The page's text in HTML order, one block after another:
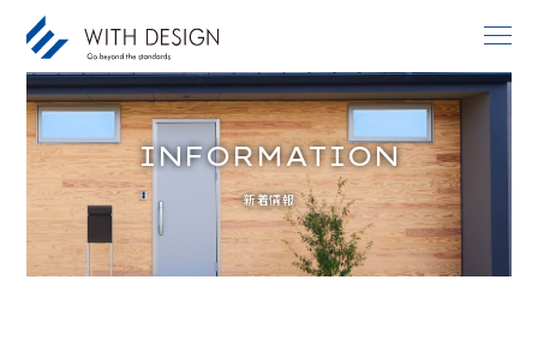
お知らせ / INFORMATION
人生設計 / LIFE PLAN
ご挨拶・会社概要 / ABOUT
INFORMATION
新着情報